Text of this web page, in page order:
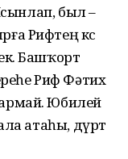
был –
Рифтең көсө
Башҡорт
Риф Фәтих
Юбилей
атаһы, дүрт